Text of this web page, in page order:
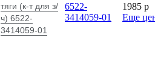
тяги (к-т для з/
ч) 6522-
3414059-01
6522-
3414059-01
1985 p
Еще